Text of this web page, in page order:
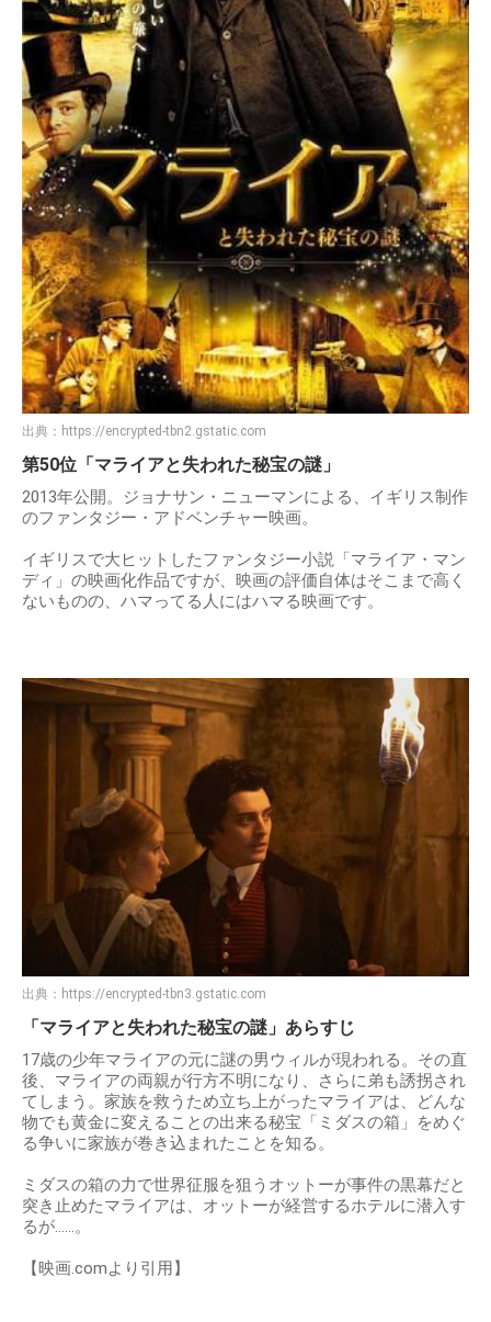
出典： https://encrypted-tbn2.gstatic.com
第50位「マライアと失われた秘宝の謎」
2013年公開。ジョナサン・ニューマンによる、イギリス制作
のファンタジー・アドベンチャー映画。
イギリスで大ヒットしたファンタジー小説「マライア・マン
ディ」の映画化作品ですが、映画の評価自体はそこまで高く
ないものの、ハマってる人にはハマる映画です。
出典： https://encrypted-tbn3.gstatic.com
「マライアと失われた秘宝の謎」あらすじ
17歳の少年マライアの元に謎の男ウィルが現われる。その直
後、マライアの両親が行方不明になり、さらに弟も誘拐され
てしまう。家族を救うため立ち上がったマライアは、どんな
物でも黄金に変えることの出来る秘宝「ミダスの箱」をめぐ
る争いに家族が巻き込まれたことを知る。
ミダスの箱の力で世界征服を狙うオットーが事件の黒幕だと
突き止めたマライアは、オットーが経営するホテルに潜入す
るが……。
【映画.comより引用】